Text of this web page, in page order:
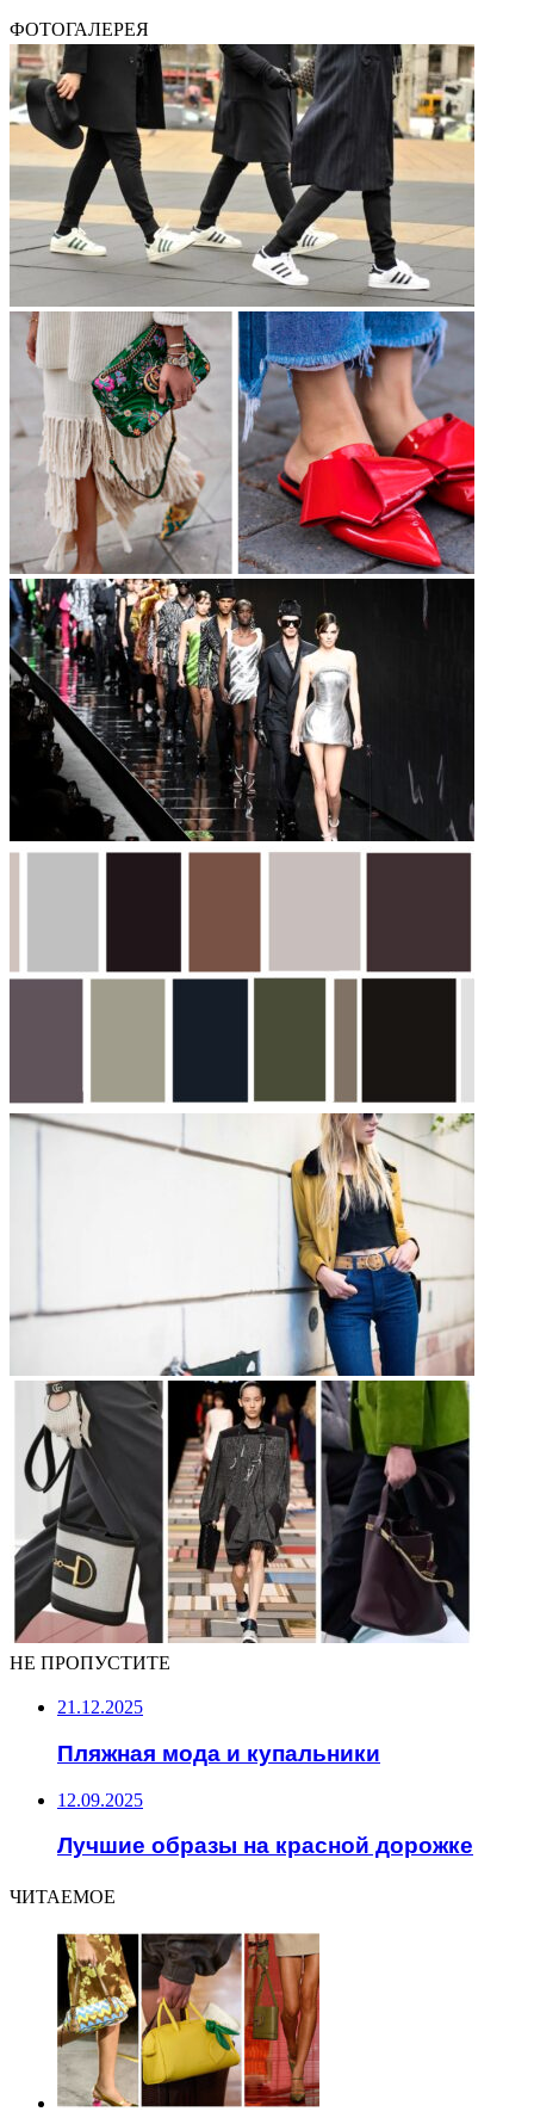
ФОТОГАЛЕРЕЯ
НЕ ПРОПУСТИТЕ
21.12.2025
Пляжная мода и купальники
12.09.2025
Лучшие образы на красной дорожке
ЧИТАЕМОЕ